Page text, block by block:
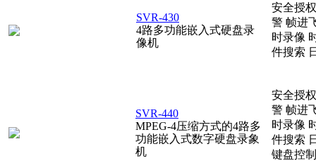
SVR-430
4路多功能嵌入式硬盘录
像机
安全授权
警 帧进
时录像
件搜索
SVR-440
MPEG-4压缩方式的4路多
功能嵌入式数字硬盘录象
机
安全授权
警 帧进
时录像
件搜索
键盘控制